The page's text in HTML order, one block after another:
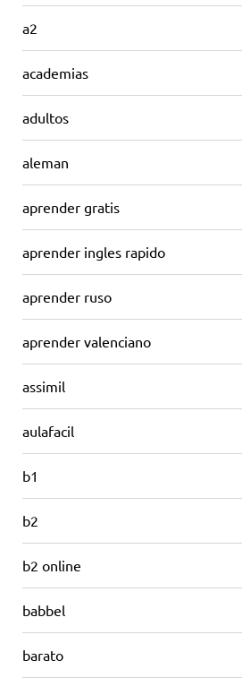
a2
academias
adultos
aleman
aprender gratis
aprender ingles rapido
aprender ruso
aprender valenciano
assimil
aulafacil
b1
b2
b2 online
babbel
barato